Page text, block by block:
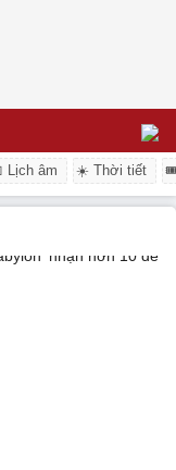
Lịch âm ☀️ Thời tiết